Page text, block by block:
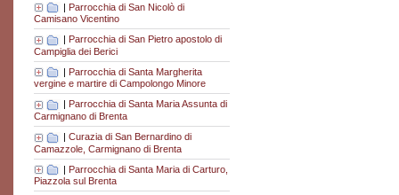
| Parrocchia di San Nicolò di
Camisano Vicentino
Parrocchia di San Pietro apostolo di
Campiglia dei Berici
| Parrocchia di Santa Margherita
vergine e martire di Campolongo Minore
Parrocchia di Santa Maria Assunta di
Carmignano di Brenta
| Curazia di San Bernardino di
Camazzole, Carmignano di Brenta
| Parrocchia di Santa Maria di Carturo,
Piazzola sul Brenta